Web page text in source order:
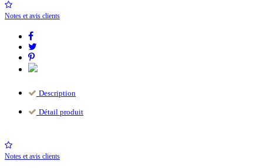
Notes et avis clients
Description
Détail produit
Notes et avis clients